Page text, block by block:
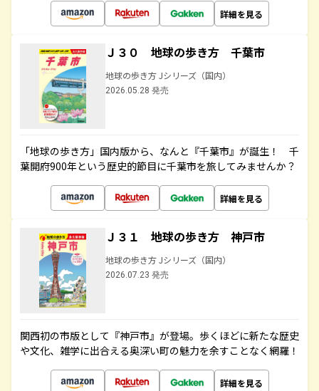
詳細を見る
Ｊ３０ 地球の歩き方 千葉市
地球の歩き方 Jシリーズ（国内）
2026.05.28 発売
「地球の歩き方」国内版から、なんと『千葉市』が誕生！ 千
葉開府900年という歴史的節目に千葉市を旅してみませんか？
詳細を見る
Ｊ３１ 地球の歩き方 神戸市
地球の歩き方 Jシリーズ（国内）
2026.07.23 発売
関西初の市版として『神戸市』が登場。歩くほどに新たな歴史
や文化、雑学に出合える奥深い町の魅力を余すことなく網羅！
詳細を見る